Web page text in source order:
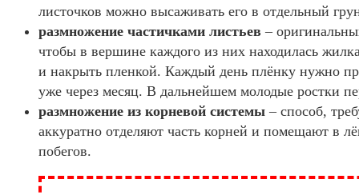
листочков можно высаживать его в отдельный
размножение частичками листьев –
чтобы в вершине каждого из них находилась
и накрыть пленкой. Каждый день плёнку нужно
уже через месяц. В дальнейшем молодые ростки
размножение из корневой системы – способ,
аккуратно отделяют часть корней и помещают в
побегов.